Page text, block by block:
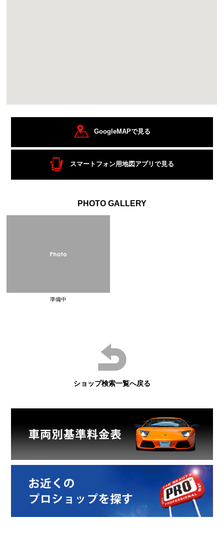
GoogleMAPで見る
スマートフォン用地図アプリで見る
PHOTO GALLERY
準備中
ショップ検索一覧へ戻る